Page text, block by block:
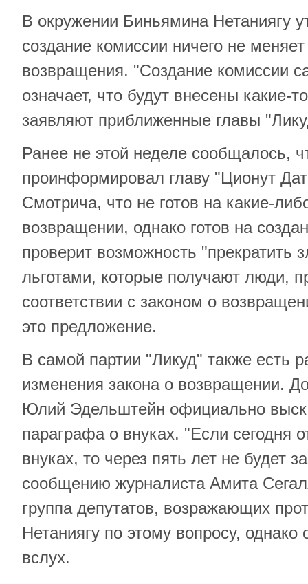
В окружении Биньямина Нетаниягу
создание комиссии ничего не
возвращения. "Создание комиссии
означает, что будут внесены какие-
заявляют приближенные главы
Ранее не этой неделе сообщалось,
проинформировал главу "Ционут
Смотрича, что не готов на какие-
возвращении, однако готов на
проверит возможность "прекратить
льготами, которые получают люди,
соответствии с законом о
это предложение.
В самой партии "Ликуд" также есть
изменения закона о возвращении.
Юлий Эдельштейн официально
параграфа о внуках. "Если сегодня
внуках, то через пять лет не будет
сообщению журналиста Амита
группа депутатов, возражающих
Нетаниягу по этому вопросу,
вслух.